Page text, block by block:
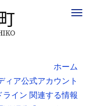
ホーム
ィア公式アカウント
イン 関連する情報